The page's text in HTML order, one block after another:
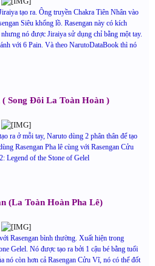
tạo ra. Ông truyền Chakra Tiên Nhân vào
Siêu khổng lồ. Rasengan này có kích
nó được Jiraiya sử dụng chỉ bằng một tay.
với 6 Pain. Và theo NarutoDataBook thì nó
( Song Đôi La Toàn Hoàn )
ra ở mỗi tay, Naruto dùng 2 phân thân để tạo
Rasengan Pha lê cùng với Rasengan Cửu
Legend of the Stone of Gelel
(La Toàn Hoàn Pha Lê)
Rasengan bình thường. Xuất hiện trong
Gelel. Nó được tạo ra bởi 1 cậu bé bằng tuổi
nó còn hơn cả Rasengan Cửu Vĩ, nó có thể đốt